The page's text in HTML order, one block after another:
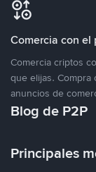
Comercia con el
Comercia criptos
que elijas.
anuncios de
Blog de P2P
Principales